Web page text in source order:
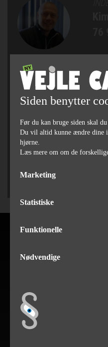
OG
76
Siden benytter
Før du kan bruge siden skal
Du vil altid kunne ændre dine
hjørne.
Læs mere om om de
Marketing
Statistiske
Funktionelle
Nødvendige